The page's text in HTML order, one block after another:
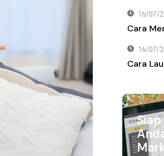
16/07/
Cara
16/07/
Cara